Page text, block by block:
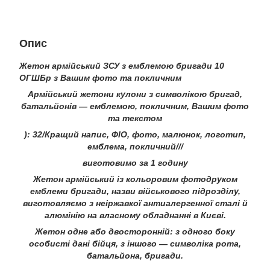
Опис
Жетон армійський ЗСУ з емблемою бригади 10
ОГШБр з Вашим фото та покличним
Армійський жетони кулони з символікою бригад,
батальйонів — емблемою, покличним, Вашим фото
та текстом
): 32/Кращий напис, ФІО, фото, малюнок, логотип,
емблема, покличний///
виготовимо за 1 годину
Жетон армійський із кольоровим фотодруком
емблеми бригади, назви військового підрозділу,
виготовляємо з неіржавкої антиалергенної сталі й
алюмінію на власному обладнанні в Києві.
Жетон одне або двосторонній: з одного боку
особисті дані бійця, з іншого — символіка рота,
батальйона, бригади.